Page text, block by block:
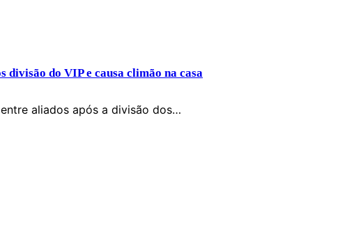
divisão do VIP e causa climão na casa
aliados após a divisão dos…